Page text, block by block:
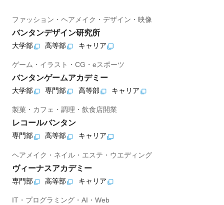
ファッション・ヘアメイク・デザイン・映像
バンタンデザイン研究所
大学部 高等部 キャリア
ゲーム・イラスト・CG・eスポーツ
バンタンゲームアカデミー
大学部 専門部 高等部 キャリア
製菓・カフェ・調理・飲食店開業
レコールバンタン
専門部 高等部 キャリア
ヘアメイク・ネイル・エステ・ウエディング
ヴィーナスアカデミー
専門部 高等部 キャリア
IT・プログラミング・AI・Web